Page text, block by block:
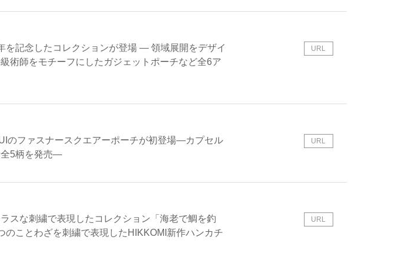
を記念したコレクションが登場 ― 領域展開をデザイ
術師をモチーフにしたガジェットポーチなど全6ア
URL
のファスナースクエアーポーチが初登場―カプセル
全5柄を発売―
URL
スな刺繍で表現したコレクション「海老で鯛を釣
のことわざを刺繍で表現したHIKKOMI新作ハンカチ
URL